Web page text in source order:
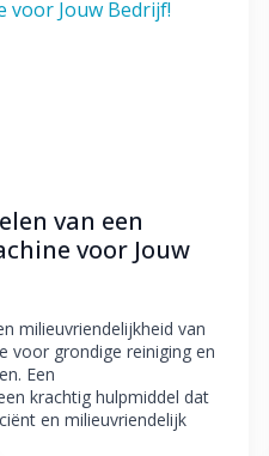
van een
voor Jouw
milieuvriendelijkheid van
voor grondige reiniging en
Een
krachtig hulpmiddel dat
en milieuvriendelijk